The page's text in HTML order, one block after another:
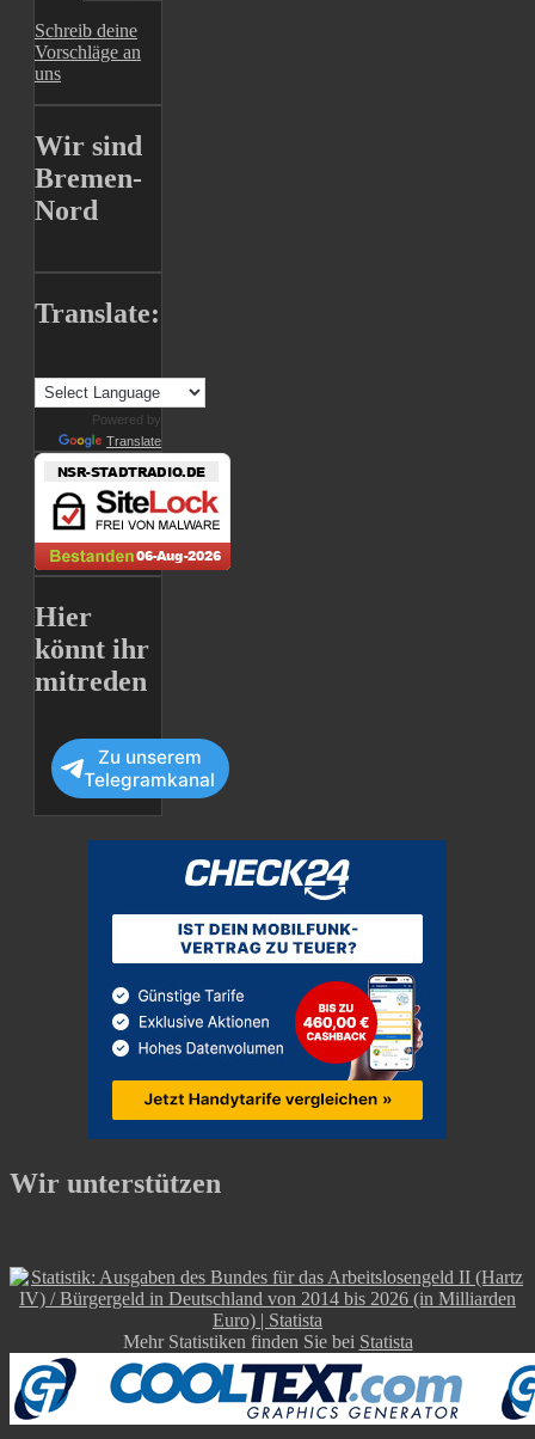
Schreib deine
Vorschläge an
uns
Wir sind
Bremen-
Nord
Translate:
Powered by
Translate
Hier
könnt ihr
mitreden
Zu unserem
Telegramkanal
Wir unterstützen
Mehr Statistiken finden Sie bei Statista